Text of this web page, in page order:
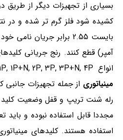
بسیاری از تجهیزات دیگر از
انواع 1P, 1P+N, 2P, 3P, 3P+N, 4P و معمولا تا قدرت قطع 15 کیلوآمپر (گاهی تا 25 کیلوآمپر نیز ساخته می شوند) موجود هستند.
مینیاتوری از جمله تجهیزات جانبی
رله شنت تریپ و قفل وضعیت کلید
مجددا قابل استفاده نبوده و
استفاده هستند. کلیدهای